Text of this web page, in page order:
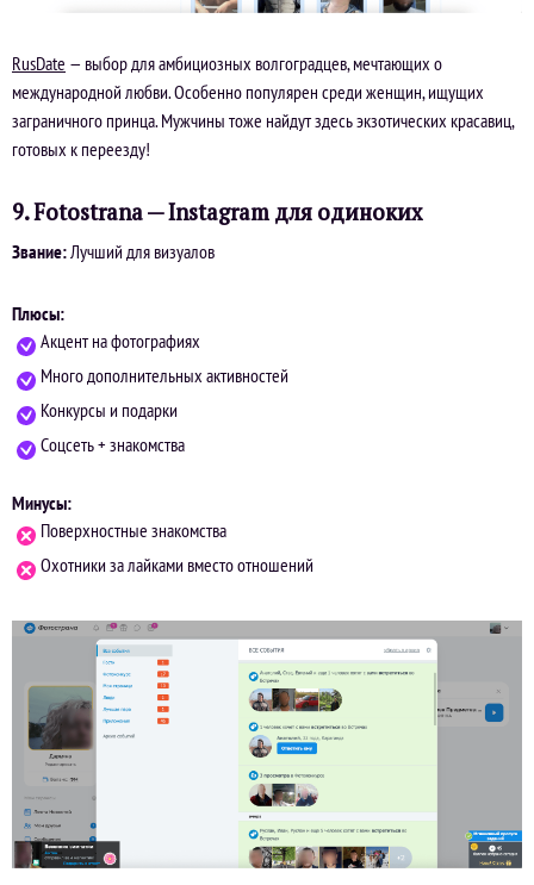
RusDate — выбор для амбициозных волгоградцев, мечтающих о
международной любви. Особенно популярен среди женщин, ищущих
заграничного принца. Мужчины тоже найдут здесь экзотических красавиц,
готовых к переезду!
9. Fotostrana — Instagram для одиноких
Звание:Лучший для визуалов
Плюсы:
Акцент на фотографиях
Много дополнительных активностей
Конкурсы и подарки
Соцсеть + знакомства
Минусы:
Поверхностные знакомства
Охотники за лайками вместо отношений